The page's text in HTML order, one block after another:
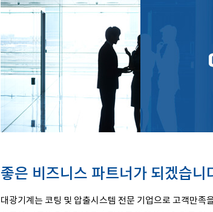
좋은 비즈니스 파트너가 되겠습니
대광기계는 코팅 및 압출시스템 전문 기업으로 고객만족